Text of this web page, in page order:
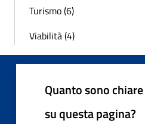
Turismo (6)
Viabilità (4)
Quanto sono
su questa pagina?